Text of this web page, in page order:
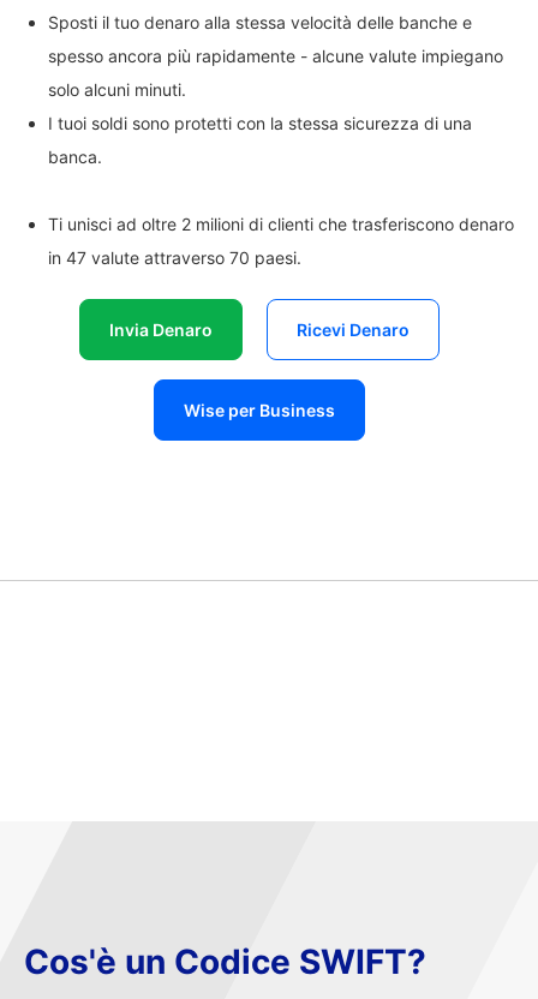
Sposti il tuo denaro alla stessa velocità delle banche e
spesso ancora più rapidamente - alcune valute impiegano
solo alcuni minuti.
I tuoi soldi sono protetti con la stessa sicurezza di una
banca.
Ti unisci ad oltre 2 milioni di clienti che trasferiscono denaro
in 47 valute attraverso 70 paesi.
Invia Denaro Ricevi Denaro
Wise per Business
Cos'è un Codice SWIFT?